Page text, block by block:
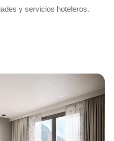
y servicios hoteleros.